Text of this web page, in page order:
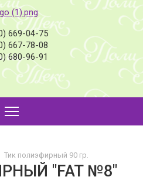
669-04-75
667-78-08
680-96-91
Тик полиэфирный 90 гр.
"FAT №8"